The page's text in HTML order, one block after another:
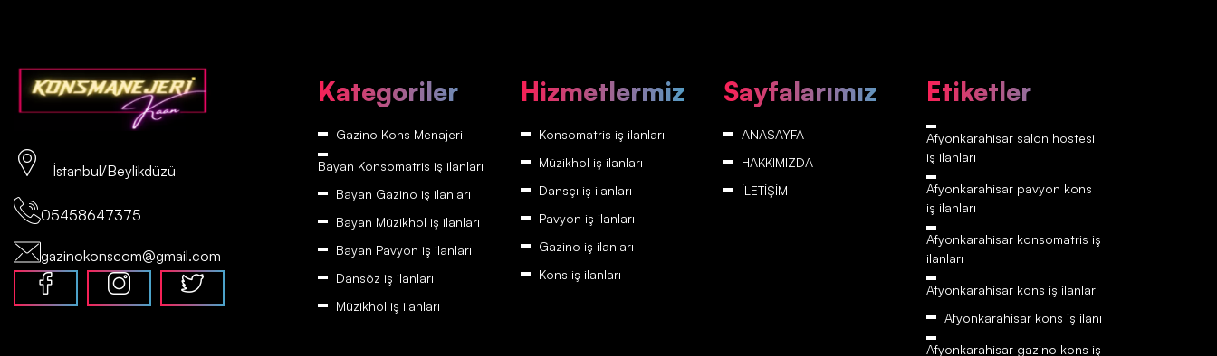
İstanbul/Beylikdüzü
05458647375
gazinokonscom@gmail.com
Kategoriler
Gazino Kons Menajeri
Bayan Konsomatris iş ilanları
Bayan Gazino iş ilanları
Bayan Müzikhol iş ilanları
Bayan Pavyon iş ilanları
Dansöz iş ilanları
Müzikhol iş ilanları
Hizmetlermiz
Konsomatris iş ilanları
Müzikhol iş ilanları
Dansçı iş ilanları
Pavyon iş ilanları
Gazino iş ilanları
Kons iş ilanları
Sayfalarımız
ANASAYFA
HAKKIMIZDA
İLETİŞİM
Etiketler
Afyonkarahisar‎‎‎‎ salon hostesi
iş ilanları
Afyonkarahisar‎‎‎‎ pavyon kons
iş ilanları
Afyonkarahisar‎‎‎‎ konsomatris iş
ilanları
Afyonkarahisar‎‎‎‎ kons iş ilanları
Afyonkarahisar‎‎‎‎ kons iş ilanı
Afyonkarahisar‎‎‎‎ gazino kons iş